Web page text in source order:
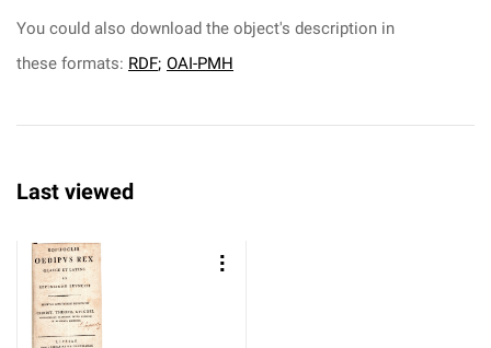
You could also download the object's description in
these formats: RDF; OAI-PMH
Last viewed